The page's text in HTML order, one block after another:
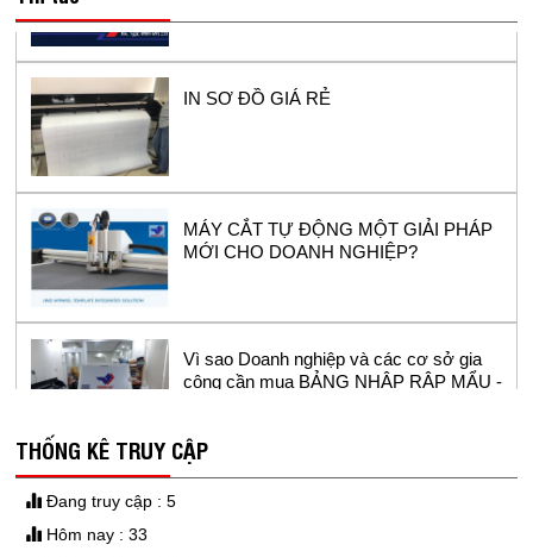
MỚI CHO DOANH NGHIỆP?
công cần mua BẢNG NHẬP RẬP MẨU -
BẢNG SỐ HÓA?
GIẤY IN SƠ ĐỒ
THỐNG KÊ TRUY CẬP
Đang truy cập : 5
Hôm nay : 33